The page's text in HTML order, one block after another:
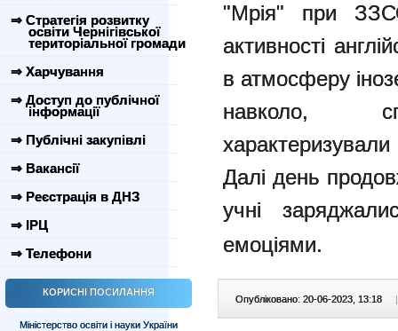
⇒ Стратегія розвитку
освіти Чернігівської
територіальної громади
⇒ Харчування
⇒ Доступ до публічної
інформації
⇒ Публічні закупівлі
⇒ Вакансії
⇒ Реєстрація в ДНЗ
⇒ ІРЦ
⇒ Телефони
КОРИСНІ ПОСИЛАННЯ
Міністерство освіти і науки України
"Мрія" при
активності
в атмосферу
навколо,
Далі день
учні
емоціями.
Опубліковано: 20-06-2023, 13:18 |